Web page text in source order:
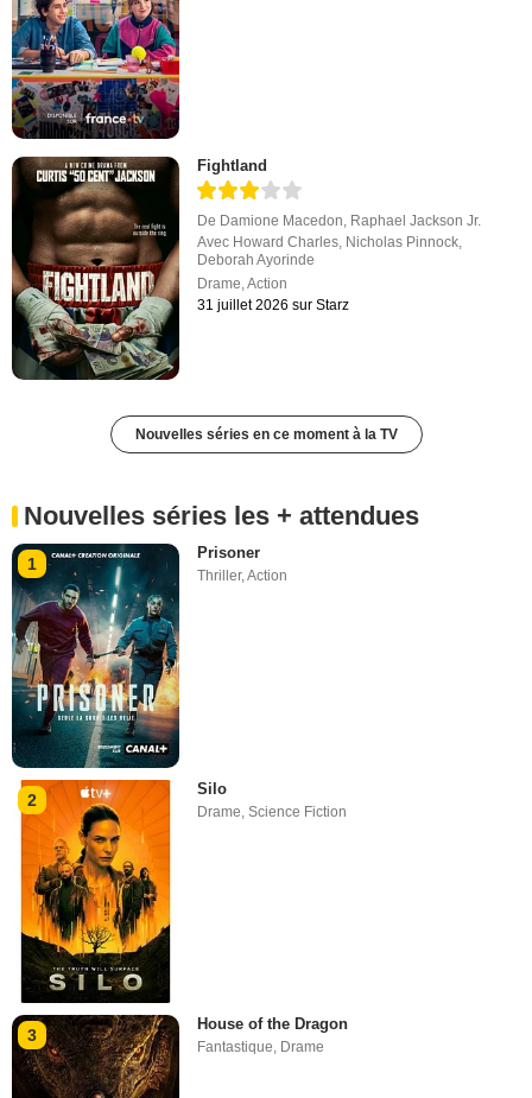
Fightland
De Damione Macedon, Raphael Jackson Jr.
Avec Howard Charles, Nicholas Pinnock,
Deborah Ayorinde
Drame,Action
31 juillet 2026 sur Starz
Nouvelles séries en ce moment à la TV
Nouvelles séries les + attendues
1
Prisoner
Thriller,Action
2
Silo
Drame ,Science Fiction
3
House of the Dragon
Fantastique, Drame